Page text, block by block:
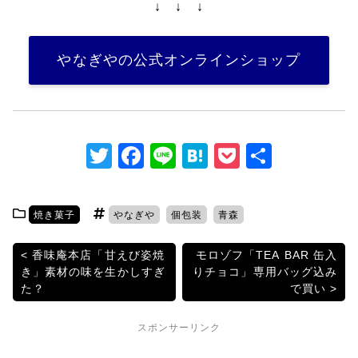
↓ ↓ ↓
やなぎやの公式オンラインショップ
T
itt
er
F
c
e
b
o
o
k
Li
e
H
e
n
a
P
et
焼き菓子 やなぎや 個包装 青森
投
稿
香味庵本店「甘えび姿焼
き」素材の味を生かしすぎ
た？
モロゾフ「TEA BAR 缶入
りチョコ」専用バッグ込み
で買い
スポンサーリンク